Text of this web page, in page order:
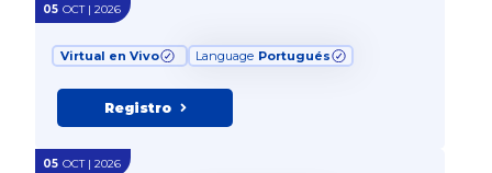
05 OCT | 2026
Virtual en Vivo Language Portugués
Registro
05 OCT | 2026